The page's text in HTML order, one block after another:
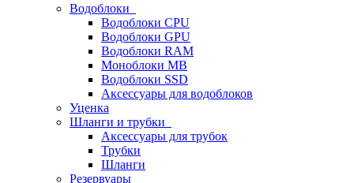
Водоблоки
Водоблоки CPU
Водоблоки GPU
Водоблоки RAM
Моноблоки MB
Водоблоки SSD
Аксессуары для водоблоков
Уценка
Шланги и трубки
Аксессуары для трубок
Трубки
Шланги
Резервуары